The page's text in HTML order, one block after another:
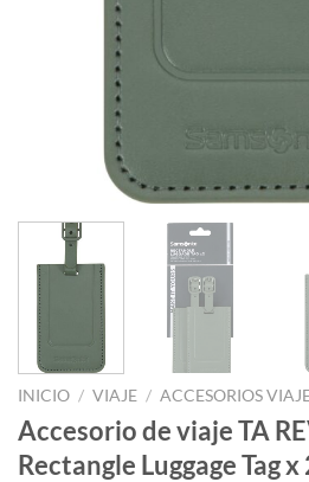
INICIO / VIAJE / ACCESORIOS
Accesorio de viaje TA
Rectangle Luggage Tag x